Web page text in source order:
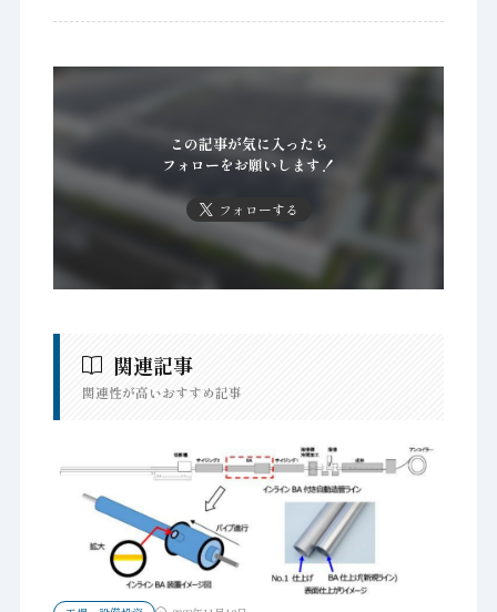
この記事が気に入ったら
フォローをお願いします！
フォローする
関連記事
関連性が高いおすすめ記事